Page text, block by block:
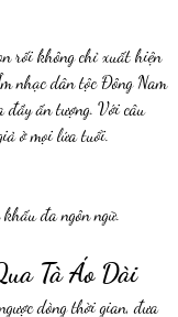
rối không chỉ xuất hiện
nhạc dân tộc Đông Nam
đầy ấn tượng. Với câu
ở mọi lứa tuổi.
đa ngôn ngữ.
Tà Áo Dài
dòng thời gian, đưa